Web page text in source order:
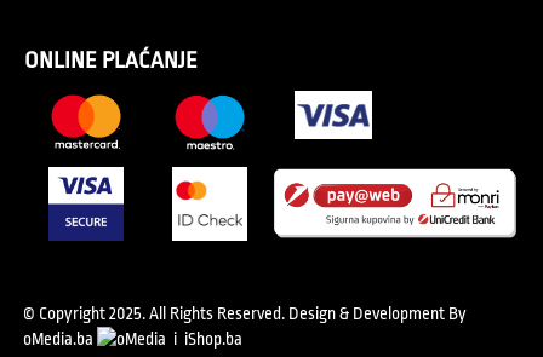
ONLINE PLAĆANJE
© Copyright 2025. All Rights Reserved. Design & Development By
oMedia.ba
i iShop.ba